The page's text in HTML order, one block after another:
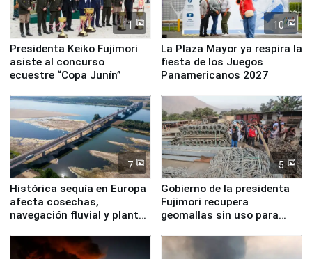
11
Presidenta Keiko Fujimori
asiste al concurso
ecuestre “Copa Junín”
10
La Plaza Mayor ya respira la
fiesta de los Juegos
Panamericanos 2027
7
Histórica sequía en Europa
afecta cosechas,
navegación fluvial y plantas
5
Gobierno de la presidenta
Fujimori recupera
geomallas sin uso para
Fenómeno El Niño